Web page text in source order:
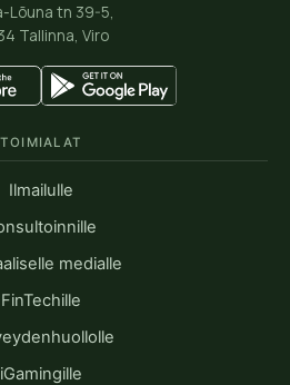
Lõuna tn 39-5,
Tallinna, Viro
TOIMIALAT
Ilmailulle
medialle
FinTechille
iGamingille